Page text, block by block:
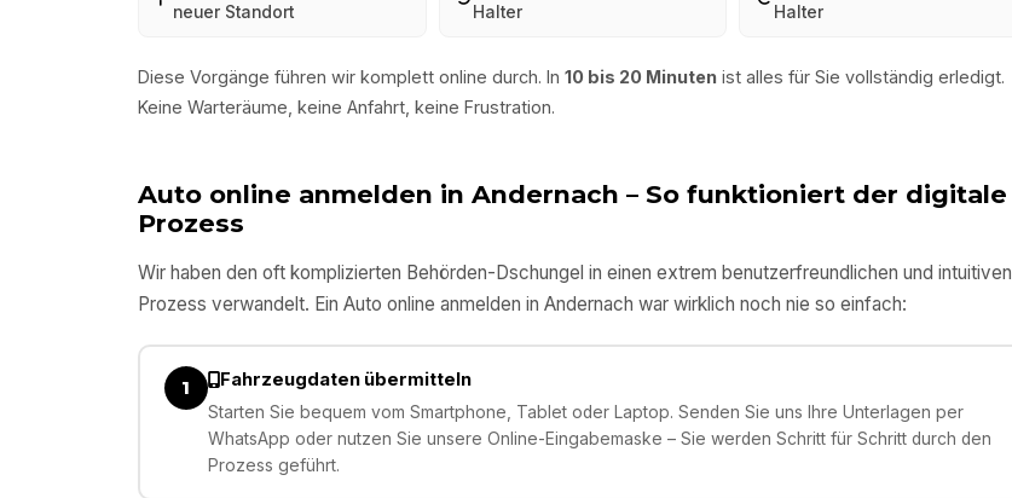
neuer Standort
Halter
Halter
Diese Vorgänge führen wir komplett online durch. In 10 bis 20 Minuten ist alles für Sie vollständig erledigt.
Keine Warteräume, keine Anfahrt, keine Frustration.
Auto online anmelden in Andernach – So funktioniert der digitale
Prozess
Wir haben den oft komplizierten Behörden-Dschungel in einen extrem benutzerfreundlichen und intuitiven
Prozess verwandelt. Ein Auto online anmelden in Andernach war wirklich noch nie so einfach:
1 Fahrzeugdaten übermitteln
Starten Sie bequem vom Smartphone, Tablet oder Laptop. Senden Sie uns Ihre Unterlagen per
WhatsApp oder nutzen Sie unsere Online-Eingabemaske – Sie werden Schritt für Schritt durch den
Prozess geführt.